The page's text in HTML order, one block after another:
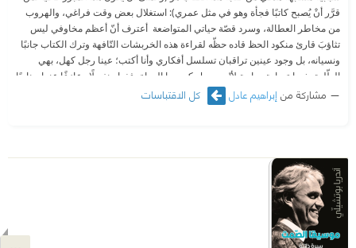
قرَّر أنْ يُصبح كاتبًا فجأة وهو في مثل عمري): استغلال بعض وقت فراغي، والهروب
من مخاطر العطالة، وسرد قصّة حياتي المتواضعة ‫ أعترف أنّ أعظم مخاوفي ليس
تثاؤبَ قارئ منكود الحظ قاده حظّه لقراءة هذه الخربشات التّافهة وترك الكتاب جانبًا
ونسيانه، بل وجود عينين تراقبان تسلسل أفكاري وأنا أكتب؛ عينا رجل كهل، بهي
الطّلعة، ذي ابتسامة مواربة لأنّه محيط بكوميديا الحياة، فغدا منفصلًا وعازفًا عنها وهاربًا
من إعمال العقل، ممّا جعله يحكم عليّ بقسوة أشعر تحت ناظريه بالحماقة والمخافة
والعجز عن فعل أي شيء، رغم كوني جريئًا وواهمًا قبل برهة، كطالب يحسب نفسه
على وجه الكهل الطّيب. سألت نفسي حينها: لماذا لا يترفّق بي كما يترفّق بالآخرين؟
لماذا لا يأخذني على محمل الجد؟
مشاركة من إبراهيم عادل كل الاقتباسات